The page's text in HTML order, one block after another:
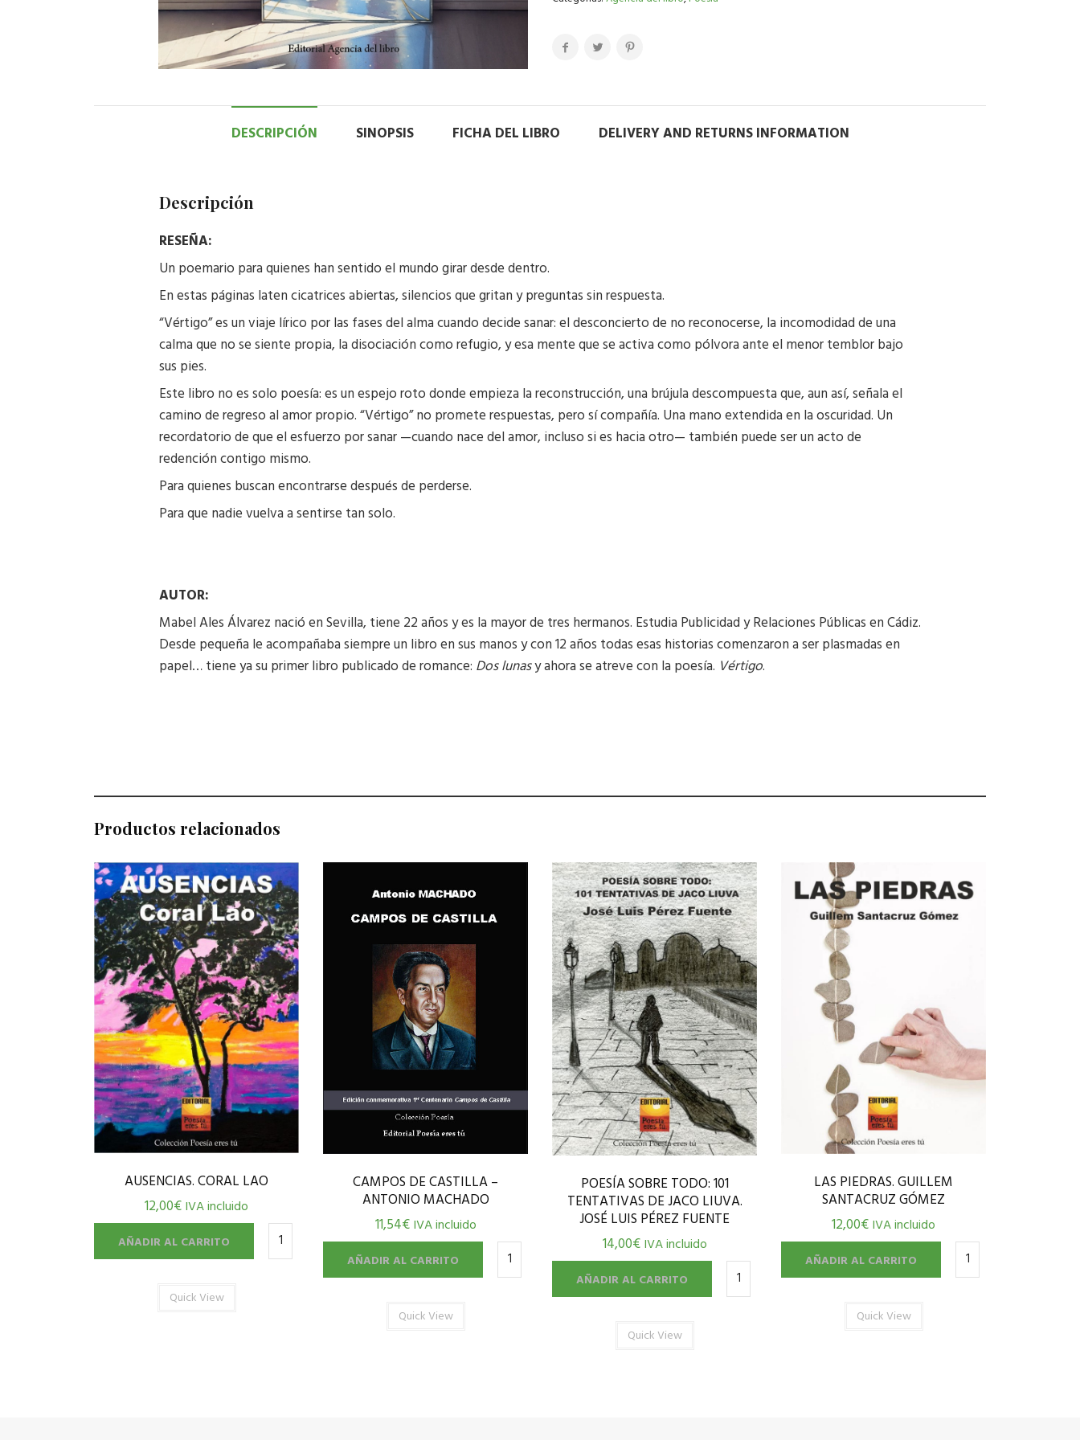
DESCRIPCIÓN SINOPSIS FICHA DEL LIBRO DELIVERY AND RETURNS INFORMATION
Descripción
RESEÑA:
Un poemario para quienes han sentido el mundo girar desde dentro.
En estas páginas laten cicatrices abiertas, silencios que gritan y preguntas sin respuesta.
“Vértigo” es un viaje lírico por las fases del alma cuando decide sanar: el desconcierto de no reconocerse, la incomodidad de una
calma que no se siente propia, la disociación como refugio, y esa mente que se activa como pólvora ante el menor temblor bajo
sus pies.
Este libro no es solo poesía: es un espejo roto donde empieza la reconstrucción, una brújula descompuesta que, aun así, señala el
camino de regreso al amor propio. “Vértigo” no promete respuestas, pero sí compañía. Una mano extendida en la oscuridad. Un
recordatorio de que el esfuerzo por sanar —cuando nace del amor, incluso si es hacia otro— también puede ser un acto de
redención contigo mismo.
Para quienes buscan encontrarse después de perderse.
Para que nadie vuelva a sentirse tan solo.
AUTOR:
Mabel Ales Álvarez nació en Sevilla, tiene 22 años y es la mayor de tres hermanos. Estudia Publicidad y Relaciones Públicas en Cádiz.
Desde pequeña le acompañaba siempre un libro en sus manos y con 12 años todas esas historias comenzaron a ser plasmadas en
papel… tiene ya su primer libro publicado de romance: Dos lunasy ahora se atreve con la poesía. Vértigo.
Productos relacionados
AUSENCIAS. CORAL LAO
12,00€IVA incluido
AÑADIR AL CARRITO
Quick View
CAMPOS DE CASTILLA –
ANTONIO MACHADO
11,54€ IVA incluido
AÑADIR AL CARRITO
Quick View
POESÍA SOBRE TODO: 101
TENTATIVAS DE JACO LIUVA.
JOSÉ LUIS PÉREZ FUENTE
14,00€ IVA incluido
AÑADIR AL CARRITO
Quick View
LAS PIEDRAS. GUILLEM
SANTACRUZ GÓMEZ
12,00€IVA incluido
AÑADIR AL CARRITO
Quick View